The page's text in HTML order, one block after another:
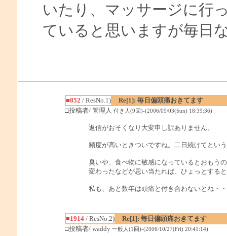
いたり、マッサージに行
ていると思いますが毎日
■852 / ResNo.1)
Re[1]: 毎日偏頭痛おきてます
□投稿者/ 管理人 付き人(9回)-(2006/09/03(Sun) 18:39:36)
返信がおそくなり大変申し訳ありません。
頻度が高いときついですね。二日続けてとい
臭いや、食べ物に敏感になっているとおもう
変わったなどが思い当たれば、ひょっとする
私も、あと数年は頭痛と付き合わないとね・
■1914/ ResNo.2)
Re[1]: 毎日偏頭痛おきてます
□投稿者/ waddy 一般人(1回)-(2006/10/27(Fri) 20:41:14)